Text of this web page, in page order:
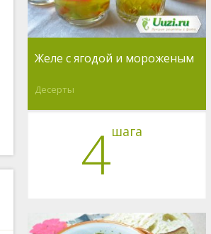
Желе с ягодой и мороженым
Десерты
4шага